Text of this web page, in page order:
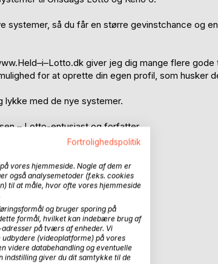
systemer, så du får en større gevinstchance og
giver jeg dig mange flere
for at oprette din egen profil, som husker
lykke med de nye systemer.
– Lotto-entusiast og forfatter.
Fortrolighedspolitik
vores hjemmeside. Nogle af dem er
også analysemetoder (f.eks. cookies
til at måle, hvor ofte vores hjemmeside
og bruger sporing på
formål, hvilket kan indebære brug af
på tværs af enheder. Vi
(videoplatforme) på vores
videre databehandling og eventuelle
indstilling giver du dit samtykke til de